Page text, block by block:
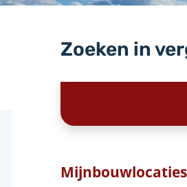
Zoeken in